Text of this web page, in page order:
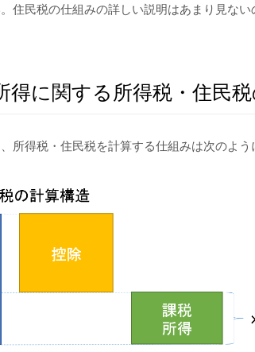
住民税の仕組みの詳しい説明はあまり見な
得に関する所得税・住民
所得税・住民税を計算する仕組みは次のよう